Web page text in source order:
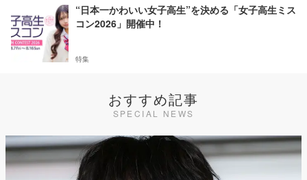
“日本一かわいい女子高生”を決める「女子高生ミス
コン2026」開催中！
特集
おすすめ記事
SPECIAL NEWS